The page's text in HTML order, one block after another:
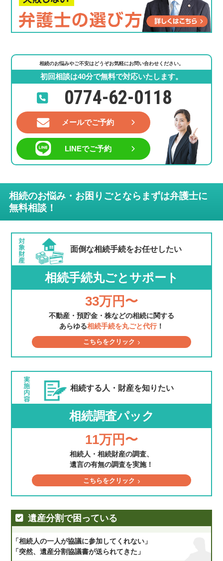
相続のお悩みやご不安はどうぞお気軽にお問い合わせください。
初回相談は40分で無料で対応いたします。
0774-62-0118
メールでご予約
LINEでご予約
相続のお悩み・お困りごとならまずは弁護士に
無料相談！
面倒な相続手続をお任せしたい
相続手続丸ごとサポート
33万円〜
不動産・預貯金・株などの相続に関する
あらゆる相続手続を丸ごと代行！
こちらをクリック
相続する人・財産を知りたい
相続調査パック
11万円〜
相続人・相続財産の調査、
遺言の有無の調査を実施！
こちらをクリック
遺産分割で困っている
「相続人の一人が協議に参加してくれない」
「突然、遺産分割協議書が送られてきた」